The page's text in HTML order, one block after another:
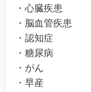
・心臓疾患
・脳血管疾患
・認知症
・糖尿病
・がん
・早産